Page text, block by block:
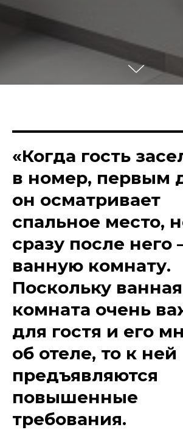
«Когда гость
в номер, первым
он осматривает
спальное место,
сразу после него
ванную комнату.
Поскольку ванная
комната очень
для гостя и его
об отеле, то к ней
предъявляются
повышенные
требования.